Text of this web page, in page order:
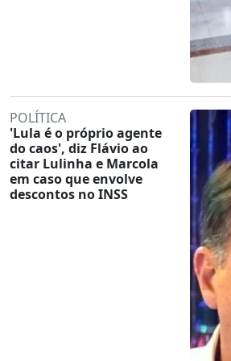
POLÍTICA
'Lula é o próprio agente
do caos', diz Flávio ao
citar Lulinha e Marcola
em caso que envolve
descontos no INSS